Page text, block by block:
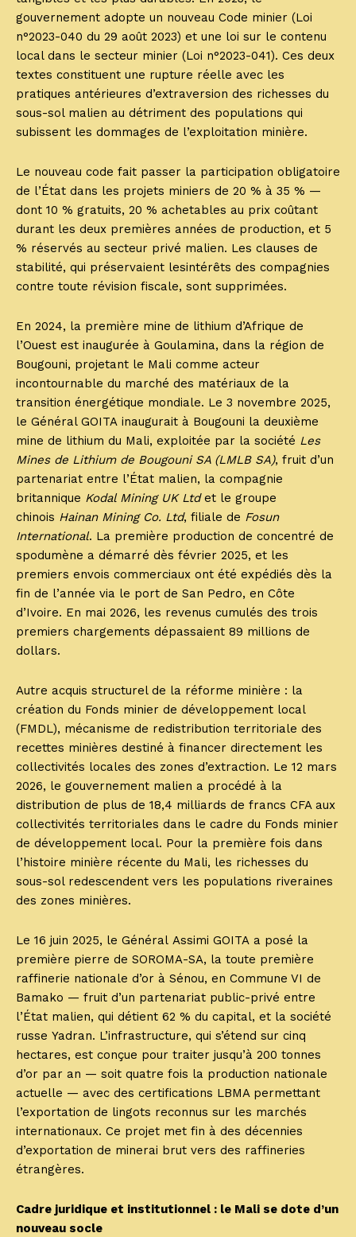
gouvernement adopte un nouveau Code minier (Loi
n°2023-040 du 29 août 2023) et une loi sur le contenu
local dans le secteur minier (Loi n°2023-041). Ces deux
textes constituent une rupture réelle avec les
pratiques antérieures d’extraversion des richesses du
sous-sol malien au détriment des populations qui
subissent les dommages de l’exploitation minière.
Le nouveau code fait passer la participation obligatoire
de l’État dans les projets miniers de 20 % à 35 % —
dont 10 % gratuits, 20 % achetables au prix coûtant
durant les deux premières années de production, et 5
% réservés au secteur privé malien. Les clauses de
stabilité, qui préservaient lesintérêts des compagnies
contre toute révision fiscale, sont supprimées.
En 2024, la première mine de lithium d’Afrique de
l’Ouest est inaugurée à Goulamina, dans la région de
Bougouni, projetant le Mali comme acteur
incontournable du marché des matériaux de la
transition énergétique mondiale. Le 3 novembre 2025,
le Général GOITA inaugurait à Bougouni la deuxième
mine de lithium du Mali, exploitée par la société Les
Mines de Lithium de Bougouni SA (LMLB SA), fruit d’un
partenariat entre l’État malien, la compagnie
britannique Kodal Mining UK Ltdet le groupe
chinois Hainan Mining Co. Ltd, filiale de Fosun
International. La première production de concentré de
spodumène a démarré dès février 2025, et les
premiers envois commerciaux ont été expédiés dès la
fin de l’année via le port de San Pedro, en Côte
d’Ivoire. En mai 2026, les revenus cumulés des trois
premiers chargements dépassaient 89 millions de
dollars.
Autre acquis structurel de la réforme minière : la
création du Fonds minier de développement local
(FMDL), mécanisme de redistribution territoriale des
recettes minières destiné à financer directement les
collectivités locales des zones d’extraction. Le 12 mars
2026, le gouvernement malien a procédé à la
distribution de plus de 18,4 milliards de francs CFA aux
collectivités territoriales dans le cadre du Fonds minier
de développement local. Pour la première fois dans
l’histoire minière récente du Mali, les richesses du
sous-sol redescendent vers les populations riveraines
des zones minières.
Le 16 juin 2025, le Général Assimi GOITA a posé la
première pierre de SOROMA-SA, la toute première
raffinerie nationale d’or à Sénou, en Commune VI de
Bamako — fruit d’un partenariat public-privé entre
l’État malien, qui détient 62 % du capital, et la société
russe Yadran. L’infrastructure, qui s’étend sur cinq
hectares, est conçue pour traiter jusqu’à 200 tonnes
d’or par an — soit quatre fois la production nationale
actuelle — avec des certifications LBMA permettant
l’exportation de lingots reconnus sur les marchés
internationaux. Ce projet met fin à des décennies
d’exportation de minerai brut vers des raffineries
étrangères.
Cadre juridique et institutionnel : le Mali se dote d’un
nouveau socle